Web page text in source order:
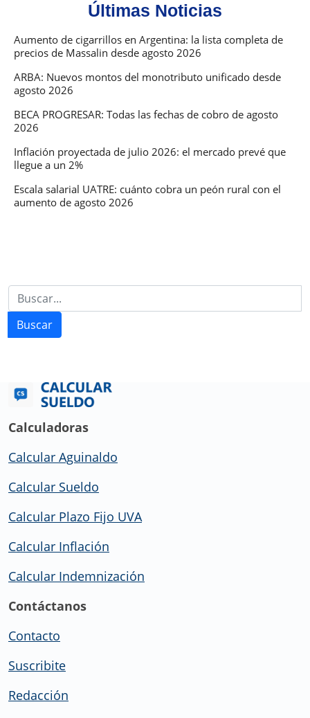
Últimas Noticias
Aumento de cigarrillos en Argentina: la lista completa de
precios de Massalin desde agosto 2026
ARBA: Nuevos montos del monotributo unificado desde
agosto 2026
BECA PROGRESAR: Todas las fechas de cobro de agosto
2026
Inflación proyectada de julio 2026: el mercado prevé que
llegue a un 2%
Escala salarial UATRE: cuánto cobra un peón rural con el
aumento de agosto 2026
Buscar
Calculadoras
Calcular Aguinaldo
Calcular Sueldo
Calcular Plazo Fijo UVA
Calcular Inflación
Calcular Indemnización
Contáctanos
Contacto
Suscribite
Redacción